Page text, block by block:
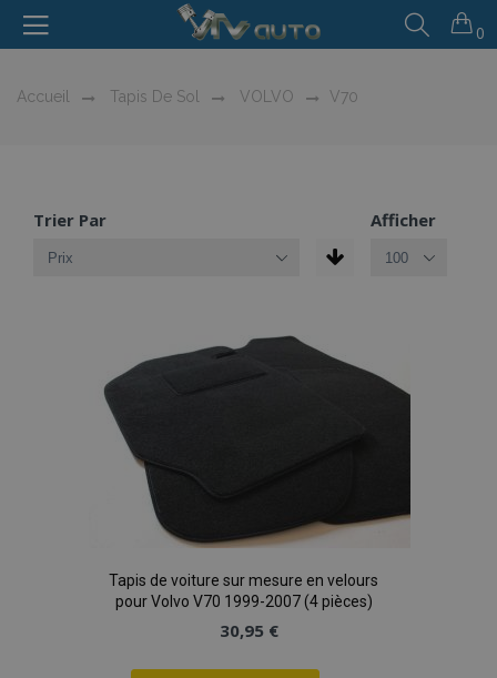
0
Accueil Tapis De Sol VOLVO V70
Trier Par Afficher
Tapis de voiture sur mesure en velours
pour Volvo V70 1999-2007 (4 pièces)
30,95 €